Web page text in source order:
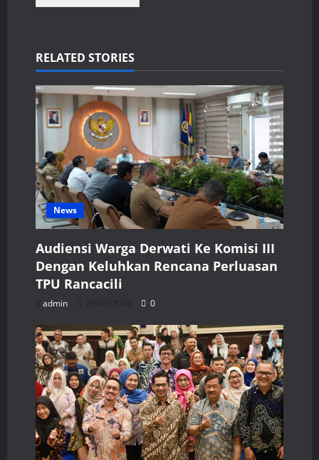
RELATED STORIES
News
Audiensi Warga Derwati Ke Komisi III
Dengan Keluhkan Rencana Perluasan
TPU Rancacili
admin 26/05/2026 0